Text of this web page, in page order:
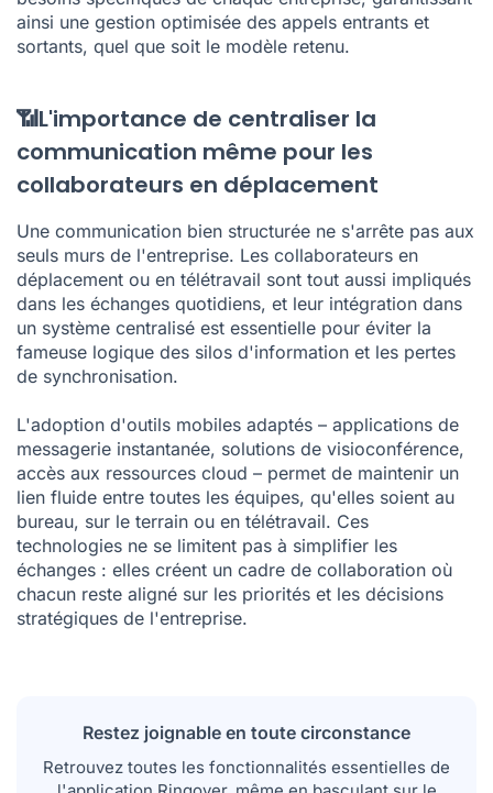
ainsi une gestion optimisée des appels entrants et
sortants, quel que soit le modèle retenu.
📶L'importance de centraliser la
communication même pour les
collaborateurs en déplacement
Une communication bien structurée ne s'arrête pas aux
seuls murs de l'entreprise. Les collaborateurs en
déplacement ou en télétravail sont tout aussi impliqués
dans les échanges quotidiens, et leur intégration dans
un système centralisé est essentielle pour éviter la
fameuse logique des silos d'information et les pertes
de synchronisation.
L'adoption d'outils mobiles adaptés – applications de
messagerie instantanée, solutions de visioconférence,
accès aux ressources cloud – permet de maintenir un
lien fluide entre toutes les équipes, qu'elles soient au
bureau, sur le terrain ou en télétravail. Ces
technologies ne se limitent pas à simplifier les
échanges : elles créent un cadre de collaboration où
chacun reste aligné sur les priorités et les décisions
stratégiques de l'entreprise.
Restez joignable en toute circonstance
Retrouvez toutes les fonctionnalités essentielles de